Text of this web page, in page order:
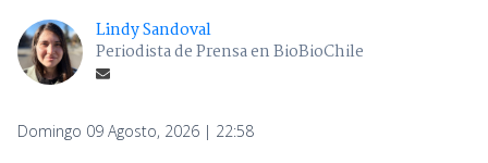
Lindy Sandoval
Periodista de Prensa en BioBioChile
Domingo 09 Agosto, 2026 | 22:58